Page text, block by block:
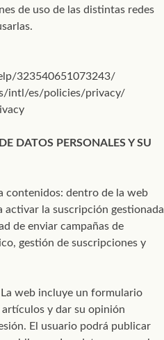
de uso de las distintas redes
323540651073243/
intl/es/policies/privacy/
DATOS PERSONALES Y SU
contenidos: dentro de la web
la suscripción gestionada
de enviar campañas de
gestión de suscripciones y
web incluye un formulario
y dar su opinión
El usuario podrá publicar